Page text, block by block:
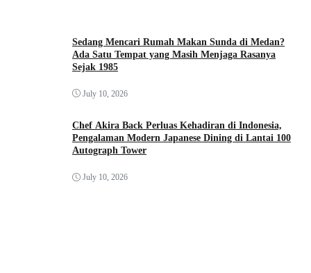
Sedang Mencari Rumah Makan Sunda di Medan?
Ada Satu Tempat yang Masih Menjaga Rasanya
Sejak 1985
July 10, 2026
Chef Akira Back Perluas Kehadiran di Indonesia,
Pengalaman Modern Japanese Dining di Lantai 100
Autograph Tower
July 10, 2026